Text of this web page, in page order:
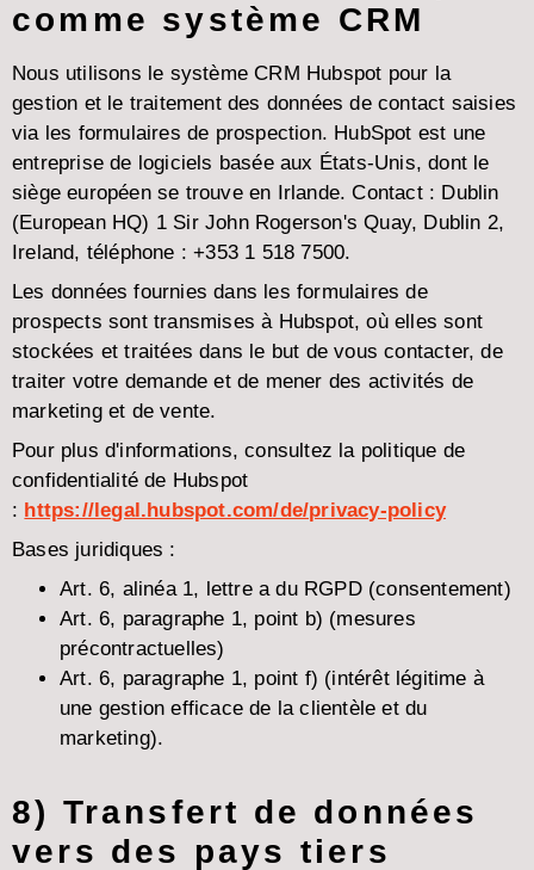
comme système CRM
Nous utilisons le système CRM Hubspot pour la
gestion et le traitement des données de contact saisies
via les formulaires de prospection. HubSpot est une
entreprise de logiciels basée aux États-Unis, dont le
siège européen se trouve en Irlande. Contact : Dublin
(European HQ) 1 Sir John Rogerson's Quay, Dublin 2,
Ireland, téléphone : +353 1 518 7500.
Les données fournies dans les formulaires de
prospects sont transmises à Hubspot, où elles sont
stockées et traitées dans le but de vous contacter, de
traiter votre demande et de mener des activités de
marketing et de vente.
Pour plus d'informations, consultez la politique de
confidentialité de Hubspot
: https://legal.hubspot.com/de/privacy-policy
Bases juridiques :
Art. 6, alinéa 1, lettre a du RGPD (consentement)
Art. 6, paragraphe 1, point b) (mesures
précontractuelles)
Art. 6, paragraphe 1, point f) (intérêt légitime à
une gestion efficace de la clientèle et du
marketing).
8) Transfert de données
vers des pays tiers